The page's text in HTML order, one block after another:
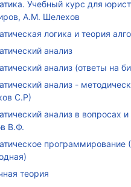
Учебный курс для
А.М. Шелехов
логика и теория
анализ
анализ (ответы на
анализ -
С.Р)
анализ в вопросах и
В.Ф.
программирование
теория